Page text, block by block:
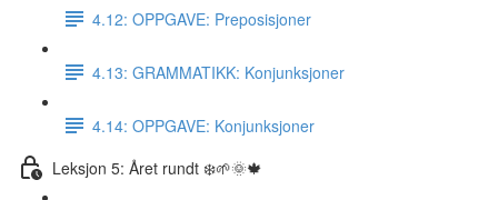
4.12: OPPGAVE: Preposisjoner
4.13: GRAMMATIKK: Konjunksjoner
4.14: OPPGAVE: Konjunksjoner
Leksjon 5: Året rundt ❄️🌱🌞🍁